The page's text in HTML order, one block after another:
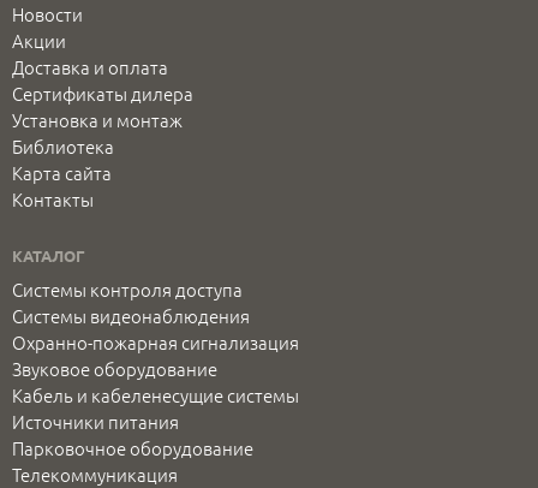
Новости
Акции
Доставка и оплата
Сертификаты дилера
Установка и монтаж
Библиотека
Карта сайта
Контакты
КАТАЛОГ
Системы контроля доступа
Системы видеонаблюдения
Охранно-пожарная сигнализация
Звуковое оборудование
Кабель и кабеленесущие системы
Источники питания
Парковочное оборудование
Телекоммуникация